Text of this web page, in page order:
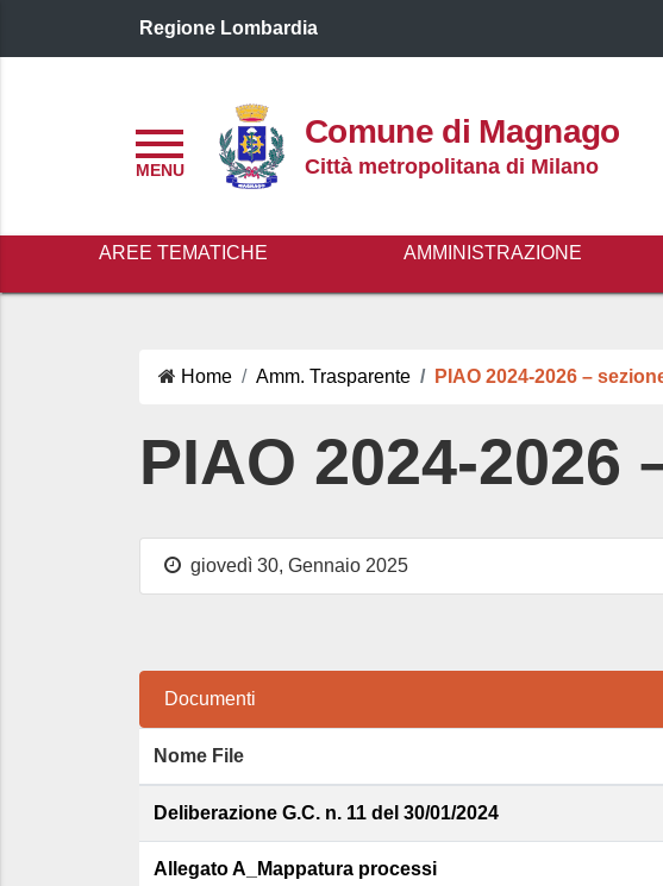
Regione Lombardia
Comune di Magnago
Città metropolitana di Milano
AREE TEMATICHE AMMINISTRAZIONE
Home Amm. Trasparente PIAO 2024-2026 –
PIAO 2024-2026
giovedì 30, Gennaio 2025
Documenti
Nome File
Deliberazione G.C. n. 11 del 30/01/2024
Allegato A_Mappatura processi